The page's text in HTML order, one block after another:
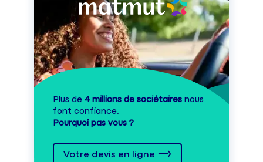
Plus de 4 millions de sociétaires nous
font confiance.
Pourquoi pas vous ?
Votre devis en ligne